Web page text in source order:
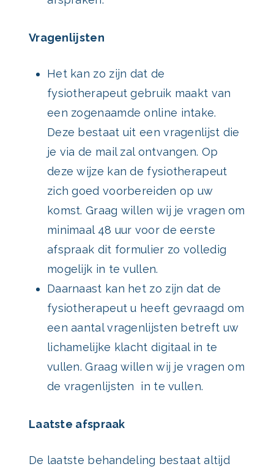
Vragenlijsten
Het kan zo zijn dat de
fysiotherapeut gebruik maakt van
een zogenaamde online intake.
Deze bestaat uit een vragenlijst die
je via de mail zal ontvangen. Op
deze wijze kan de fysiotherapeut
zich goed voorbereiden op uw
komst. Graag willen wij je vragen om
minimaal 48 uur voor de eerste
afspraak dit formulier zo volledig
mogelijk in te vullen.
Daarnaast kan het zo zijn dat de
fysiotherapeut u heeft gevraagd om
een aantal vragenlijsten betreft uw
lichamelijke klacht digitaal in te
vullen. Graag willen wij je vragen om
de vragenlijsten in te vullen.
Laatste afspraak
De laatste behandeling bestaat altijd